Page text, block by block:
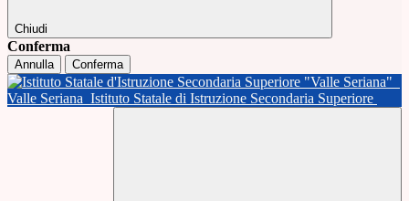
Chiudi
Conferma
Annulla Conferma
Valle Seriana Istituto Statale di Istruzione Secondaria Superiore